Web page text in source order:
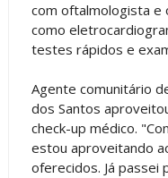
com oftalmologista e
como
testes rápidos e
Agente comunitário
dos Santos
check-up médico.
estou aproveitando
oferecidos. Já